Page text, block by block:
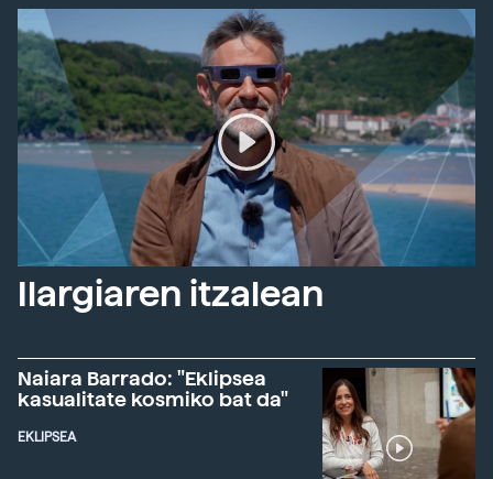
Ilargiaren itzalean
Naiara Barrado: "Eklipsea
kasualitate kosmiko bat da"
EKLIPSEA